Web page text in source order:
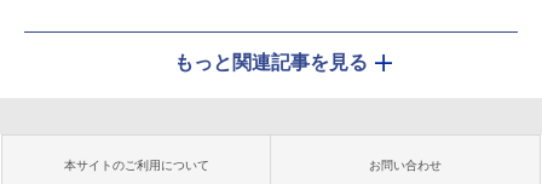
もっと関連記事を見る
本サイトのご利用について お問い合わせ